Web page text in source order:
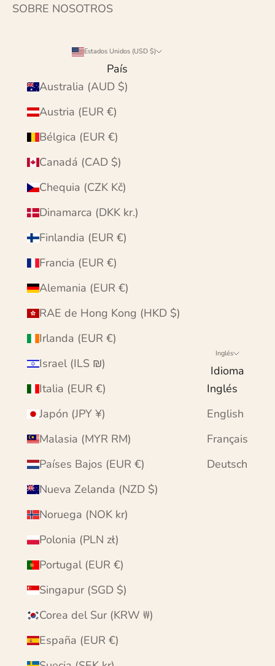
SOBRE NOSOTROS
Estados Unidos (USD $)
País
Australia (AUD $)
Austria (EUR €)
Bélgica (EUR €)
Canadá (CAD $)
Chequia (CZK Kč)
Dinamarca (DKK kr.)
Finlandia (EUR €)
Francia (EUR €)
Alemania (EUR €)
RAE de Hong Kong (HKD $)
Irlanda (EUR €)
Israel (ILS ₪)
Italia (EUR €)
Japón (JPY ¥)
Malasia (MYR RM)
Países Bajos (EUR €)
Nueva Zelanda (NZD $)
Noruega (NOK kr)
Polonia (PLN zł)
Portugal (EUR €)
Singapur (SGD $)
Corea del Sur (KRW ₩)
España (EUR €)
Inglés
Idioma
Inglés
English
Français
Deutsch